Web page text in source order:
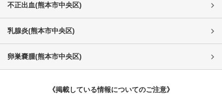
不正出血(熊本市中央区)
乳腺炎(熊本市中央区)
卵巣嚢腫(熊本市中央区)
《掲載している情報についてのご注意》